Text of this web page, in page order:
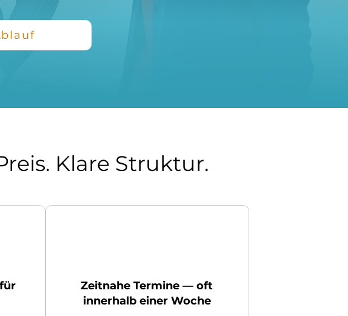
Klare Struktur.
Zeitnahe Termine — oft
innerhalb einer Woche